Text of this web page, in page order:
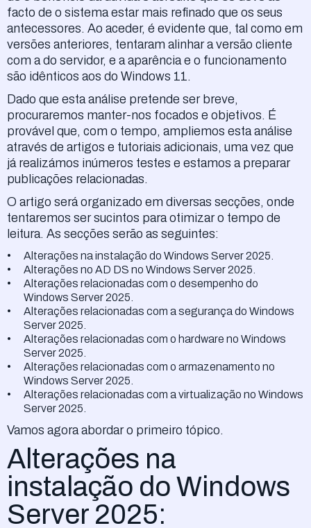
facto de o sistema estar mais refinado que os seus
antecessores. Ao aceder, é evidente que, tal como em
versões anteriores, tentaram alinhar a versão cliente
com a do servidor, e a aparência e o funcionamento
são idênticos aos do Windows 11.
Dado que esta análise pretende ser breve,
procuraremos manter-nos focados e objetivos. É
provável que, com o tempo, ampliemos esta análise
através de artigos e tutoriais adicionais, uma vez que
já realizámos inúmeros testes e estamos a preparar
publicações relacionadas.
O artigo será organizado em diversas secções, onde
tentaremos ser sucintos para otimizar o tempo de
leitura. As secções serão as seguintes:
Alterações na instalação do Windows Server 2025.
Alterações no AD DS no Windows Server 2025.
Alterações relacionadas com o desempenho do
Windows Server 2025.
Alterações relacionadas com a segurança do Windows
Server 2025.
Alterações relacionadas com o hardware no Windows
Server 2025.
Alterações relacionadas com o armazenamento no
Windows Server 2025.
Alterações relacionadas com a virtualização no Windows
Server 2025.
Vamos agora abordar o primeiro tópico.
Alterações na
instalação do Windows
Server 2025: